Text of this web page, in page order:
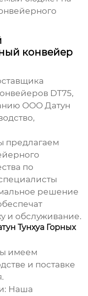
конвейер
DT75,
ООО Датун
предлагаем
по
решение
и обслуживание.
Тунхуа Горных
имеем
и поставке
Наша